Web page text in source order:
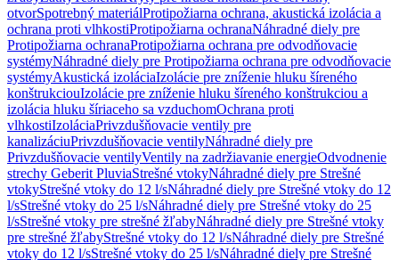
otvorSpotrebný materiálProtipožiarna ochrana, akustická izolácia a
ochrana proti vlhkostiProtipožiarna ochranaNáhradné diely pre
Protipožiarna ochranaProtipožiarna ochrana pre odvodňovacie
systémyNáhradné diely pre Protipožiarna ochrana pre odvodňovacie
systémyAkustická izoláciaIzolácie pre zníženie hluku šíreného
konštrukciouIzolácie pre zníženie hluku šíreného konštrukciou a
izolácia hluku šíriaceho sa vzduchomOchrana proti
vlhkostiIzoláciaPrivzdušňovacie ventily pre
kanalizáciuPrivzdušňovacie ventilyNáhradné diely pre
Privzdušňovacie ventilyVentily na zadržiavanie energieOdvodnenie
strechy Geberit PluviaStrešné vtokyNáhradné diely pre Strešné
vtokyStrešné vtoky do 12 l/sNáhradné diely pre Strešné vtoky do 12
l/sStrešné vtoky do 25 l/sNáhradné diely pre Strešné vtoky do 25
l/sStrešné vtoky pre strešné žľabyNáhradné diely pre Strešné vtoky
pre strešné žľabyStrešné vtoky do 12 l/sNáhradné diely pre Strešné
vtoky do 12 l/sStrešné vtoky do 25 l/sNáhradné diely pre Strešné